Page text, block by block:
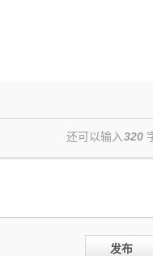
还可以输入320
发布